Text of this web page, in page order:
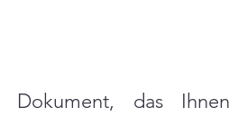
Dokument, das